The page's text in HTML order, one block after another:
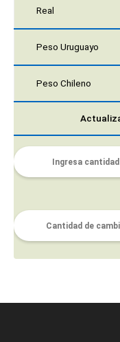
Real
Peso Uruguayo
Peso Chileno